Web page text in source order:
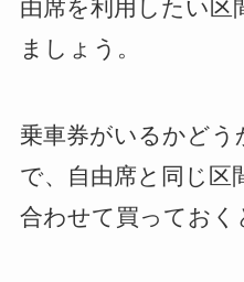
由席を利用したい区
ましょう。
乗車券がいるかど
で、自由席と同じ区
合わせて買っておく